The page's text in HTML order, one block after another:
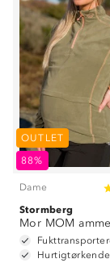
OUTLET
88%
Dame
Stormberg
Mor MOM
Hurtigtørkende